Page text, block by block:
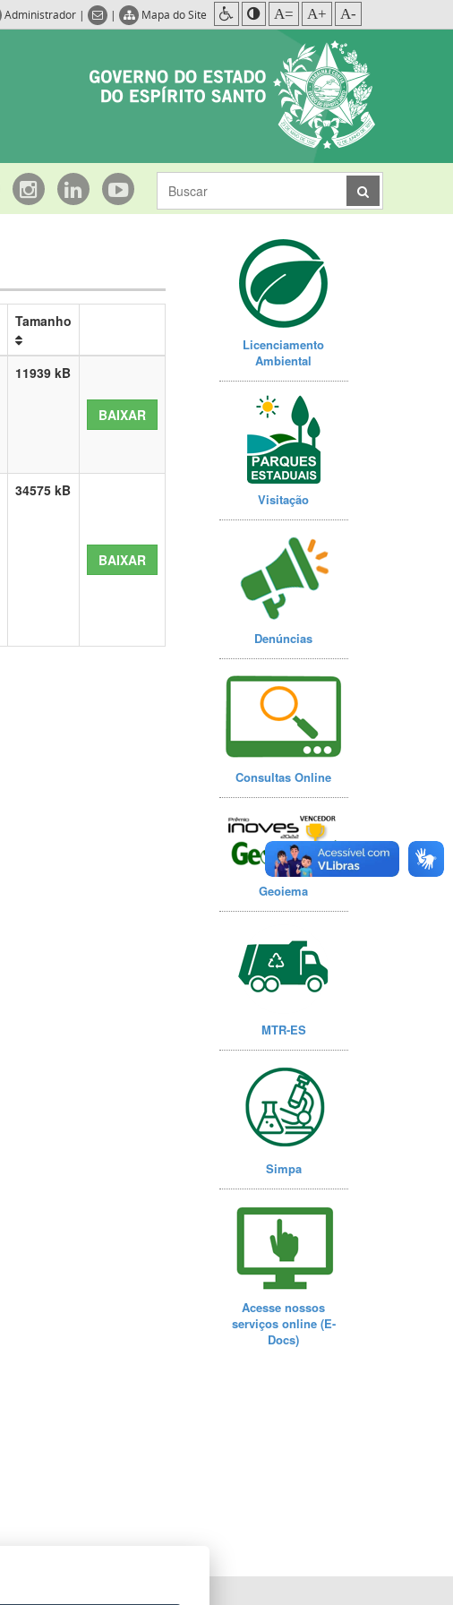
Administrador | | Mapa do Site A= A+ A-
Tamanho
11939 kB
BAIXAR
34575 kB
BAIXAR
Licenciamento
Ambiental
Visitação
Denúncias
Consultas Online
Geoiema
MTR-ES
Simpa
Acesse nossos
serviços online (E-
Docs)